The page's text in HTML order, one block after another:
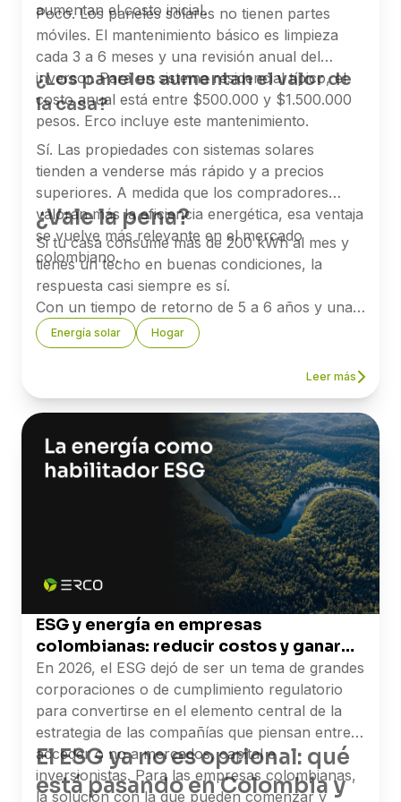
aumentan el costo inicial.
Poco. Los paneles solares no tienen partes
móviles. El mantenimiento básico es limpieza
cada 3 a 6 meses y una revisión anual del
inversor. Para un sistema residencial típico, el
costo anual está entre $500.000 y $1.500.000
pesos. Erco incluye este mantenimiento.
¿Los paneles aumentan el valor de
la casa?
Sí. Las propiedades con sistemas solares
tienden a venderse más rápido y a precios
superiores. A medida que los compradores
valoran más la eficiencia energética, esa ventaja
se vuelve más relevante en el mercado
colombiano.
¿Vale la pena?
Si tu casa consume más de 200 kWh al mes y
tienes un techo en buenas condiciones, la
respuesta casi siempre es sí.
Con un tiempo de retorno de 5 a 6 años y una
vida útil garantizada de 25 años, los paneles
solares son una de las pocas inversiones que se
pagan solas y siguen generando valor mucho
El primer paso es saber exactamente cuánto
puedes ahorrar en tu caso. En Erco, la asesoría
inicial y la visita técnica son sin costo.
Energía solar Hogar
Leer más
ESG y energía en empresas
colombianas: reducir costos y ganar
mercados
En 2026, el ESG dejó de ser un tema de grandes
corporaciones o de cumplimiento regulatorio
para convertirse en el elemento central de la
estrategia de las compañías que piensan entre
acceder o no a mercados, capital e
inversionistas. Para las empresas colombianas,
la solución con la que pueden comenzar y
El ESG ya no es opcional: qué
está pasando en Colombia y